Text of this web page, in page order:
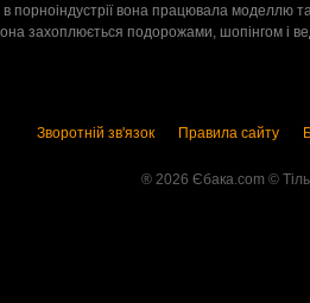
вона працювала моделлю
захоплюється подорожами, шопінгом і
Зворотній зв'язок Правила сайту
® 2026 Єбака.com ©️